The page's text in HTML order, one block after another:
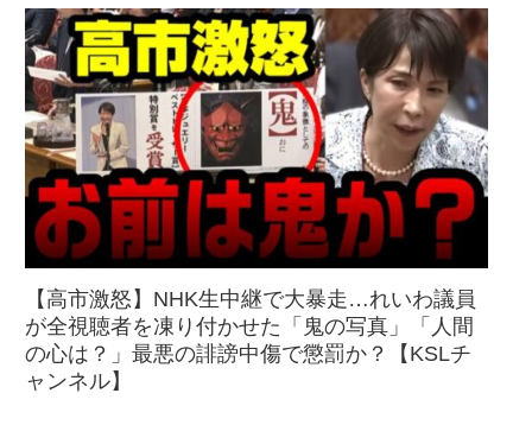
【高市激怒】NHK生中継で大暴走…れいわ議員
が全視聴者を凍り付かせた「鬼の写真」「人間
の心は？」最悪の誹謗中傷で懲罰か？【KSLチ
ャンネル】